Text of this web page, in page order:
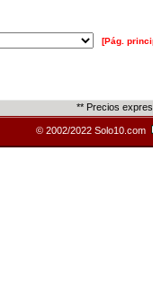
[Pág.
** Precios
© 2002/2022 Solo10.com